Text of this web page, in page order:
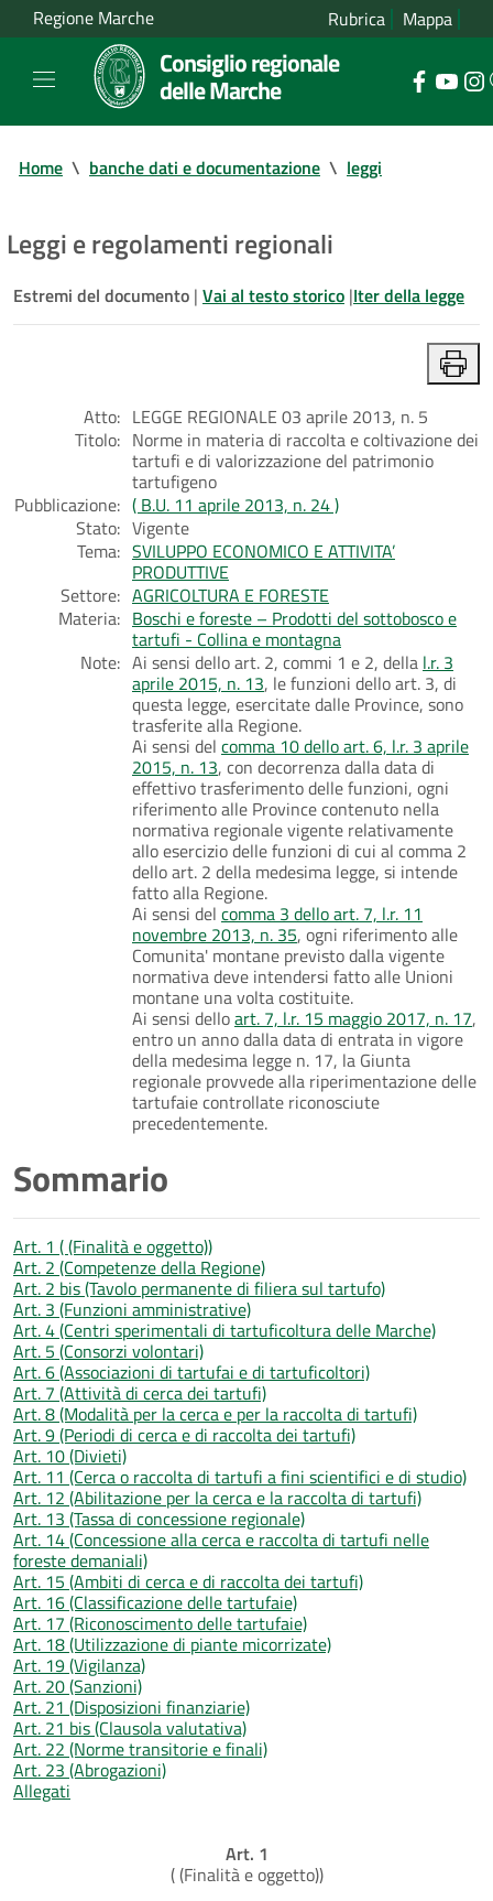
Regione Marche Rubrica Mappa
Consiglio regionale
delle Marche
Home \ banche dati e documentazione \ leggi
Leggi e regolamenti regionali
Estremi del documento | Vai al testo storico |Iter della legge
Atto: LEGGE REGIONALE 03 aprile 2013, n. 5
Titolo: Norme in materia di raccolta e coltivazione dei
tartufi e di valorizzazione del patrimonio
tartufigeno
Pubblicazione: ( B.U. 11 aprile 2013, n. 24 )
Stato: Vigente
Tema: SVILUPPO ECONOMICO E ATTIVITA’
PRODUTTIVE
Settore: AGRICOLTURA E FORESTE
Materia: Boschi e foreste – Prodotti del sottobosco e
tartufi - Collina e montagna
Note: Ai sensi dello art. 2, commi 1 e 2, della l.r. 3
aprile 2015, n. 13, le funzioni dello art. 3, di
questa legge, esercitate dalle Province, sono
trasferite alla Regione.
Ai sensi del comma 10 dello art. 6, l.r. 3 aprile
2015, n. 13, con decorrenza dalla data di
effettivo trasferimento delle funzioni, ogni
riferimento alle Province contenuto nella
normativa regionale vigente relativamente
allo esercizio delle funzioni di cui al comma 2
dello art. 2 della medesima legge, si intende
fatto alla Regione.
Ai sensi del comma 3 dello art. 7, l.r. 11
novembre 2013, n. 35, ogni riferimento alle
Comunita' montane previsto dalla vigente
normativa deve intendersi fatto alle Unioni
montane una volta costituite.
Ai sensi delloart. 7, l.r. 15 maggio 2017, n. 17,
entro un anno dalla data di entrata in vigore
della medesima legge n. 17, la Giunta
regionale provvede alla riperimentazione delle
tartufaie controllate riconosciute
precedentemente.
Sommario
Art. 1 ( (Finalità e oggetto))
Art. 2 (Competenze della Regione)
Art. 2 bis (Tavolo permanente di filiera sul tartufo)
Art. 3 (Funzioni amministrative)
Art. 4 (Centri sperimentali di tartuficoltura delle Marche)
Art. 5 (Consorzi volontari)
Art. 6 (Associazioni di tartufai e di tartuficoltori)
Art. 7 (Attività di cerca dei tartufi)
Art. 8 (Modalità per la cerca e per la raccolta di tartufi)
Art. 9 (Periodi di cerca e di raccolta dei tartufi)
Art. 10 (Divieti)
Art. 11 (Cerca o raccolta di tartufi a fini scientifici e di studio)
Art. 12 (Abilitazione per la cerca e la raccolta di tartufi)
Art. 13 (Tassa di concessione regionale)
Art. 14 (Concessione alla cerca e raccolta di tartufi nelle
foreste demaniali)
Art. 15 (Ambiti di cerca e di raccolta dei tartufi)
Art. 16 (Classificazione delle tartufaie)
Art. 17 (Riconoscimento delle tartufaie)
Art. 18 (Utilizzazione di piante micorrizate)
Art. 19 (Vigilanza)
Art. 20 (Sanzioni)
Art. 21 (Disposizioni finanziarie)
Art. 21 bis (Clausola valutativa)
Art. 22 (Norme transitorie e finali)
Art. 23 (Abrogazioni)
Allegati
Art. 1
( (Finalità e oggetto))